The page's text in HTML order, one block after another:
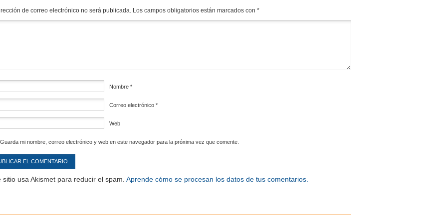
de correo electrónico no será publicada. Los campos obligatorios están marcados con *
Nombre *
Correo electrónico *
Web
Guarda mi nombre, correo electrónico y web en este navegador para la próxima vez que comente.
sitio usa Akismet para reducir el spam. Aprende cómo se procesan los datos de tus comentarios.